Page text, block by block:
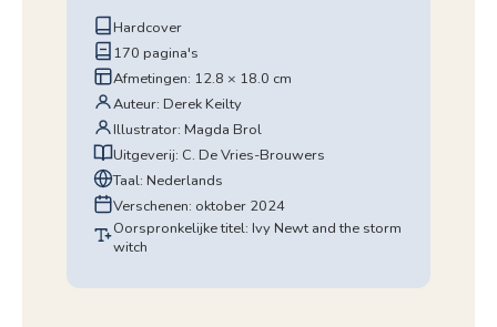
Hardcover
170 pagina's
Afmetingen: 12.8 × 18.0 cm
Auteur: Derek Keilty
Illustrator: Magda Brol
Uitgeverij: C. De Vries-Brouwers
Taal: Nederlands
Verschenen: oktober 2024
Oorspronkelijke titel: Ivy Newt and the storm
witch